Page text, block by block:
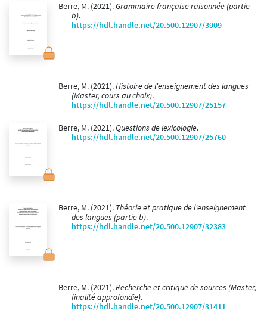
Berre, M. (2021).Grammaire française raisonnée (partie
b).
https://hdl.handle.net/20.500.12907/3909
Berre, M. (2021).Histoire de l'enseignement des langues
(Master, cours au choix).
https://hdl.handle.net/20.500.12907/25157
Berre, M. (2021).Questions de lexicologie.
https://hdl.handle.net/20.500.12907/25760
Berre, M. (2021). Théorie et pratique de l'enseignement
des langues (partie b).
https://hdl.handle.net/20.500.12907/32383
Berre, M. (2021).Recherche et critique de sources (Master,
finalité approfondie).
https://hdl.handle.net/20.500.12907/31411